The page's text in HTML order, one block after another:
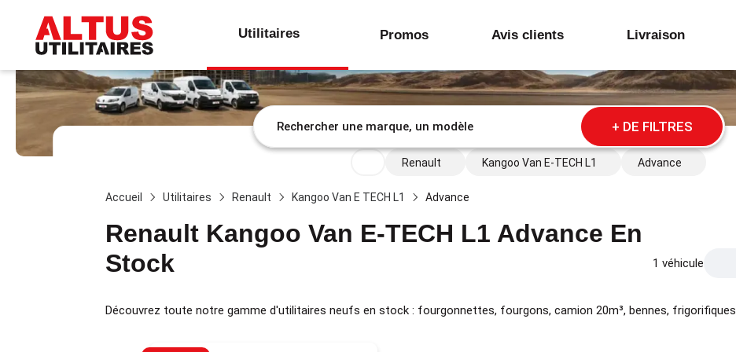
Utilitaires Promos Avis clients Livraison
+ DE FILTRES
Renault Kangoo Van E-TECH L1 Advance
Accueil Utilitaires Renault Kangoo Van E TECH L1 Advance
Renault Kangoo Van E-TECH L1 Advance En
Stock
1 véhicule
Découvrez toute notre gamme d'utilitaires neufs en stock : fourgonnettes, fourgons, camion 20m³, bennes, frigorifiques